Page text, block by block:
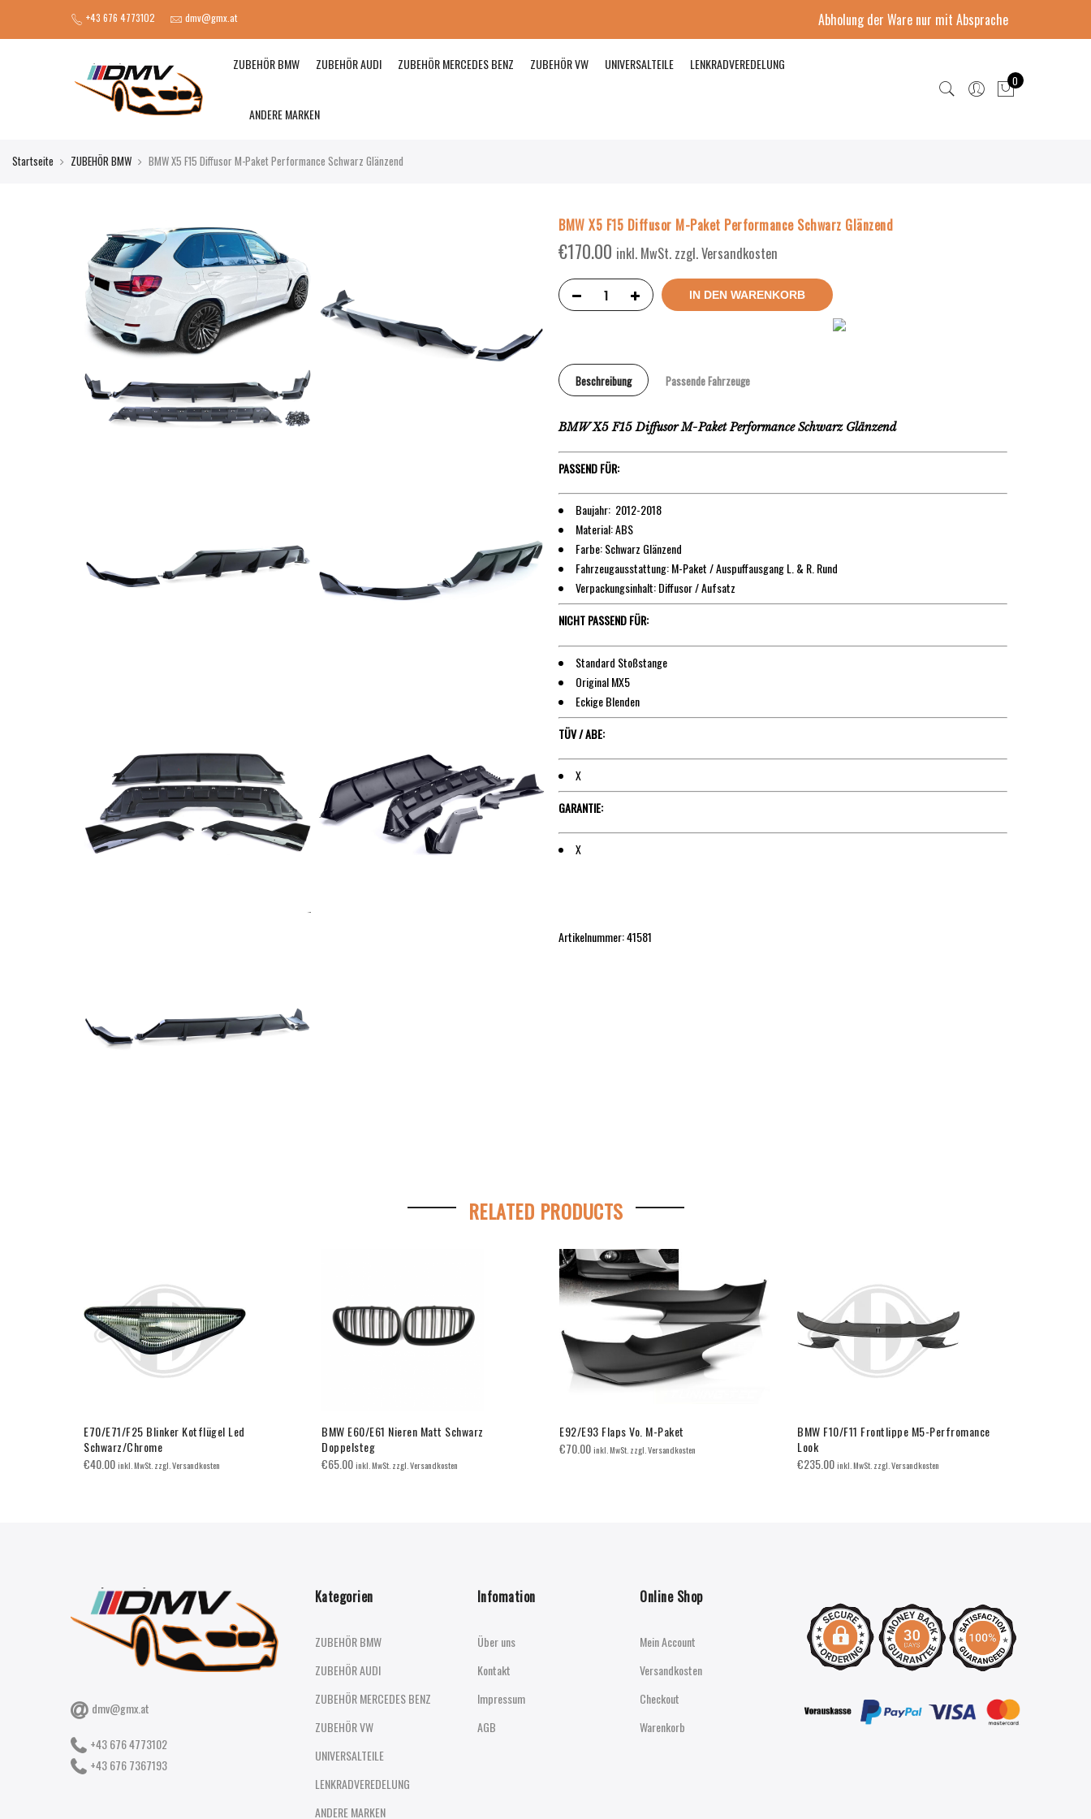
+43 676 4773102 dmv@gmx.at Abholung der Ware nur mit Absprache
ZUBEHÖR BMW ZUBEHÖR AUDI ZUBEHÖR MERCEDES BENZ ZUBEHÖR VW UNIVERSALTEILE LENKRADVEREDELUNG
ANDERE MARKEN
0
Startseite ZUBEHÖR BMW BMW X5 F15 Diffusor M-Paket Performance Schwarz Glänzend
BMW X5 F15 Diffusor M-Paket Performance Schwarz Glänzend
€170.00 inkl. MwSt. zzgl. Versandkosten
IN DEN WARENKORB
Beschreibung Passende Fahrzeuge
BMW X5 F15 Diffusor M-Paket Performance Schwarz Glänzend
PASSEND FÜR:
Baujahr: 2012-2018
Material: ABS
Farbe: Schwarz Glänzend
Fahrzeugausstattung: M-Paket / Auspuffausgang L. & R. Rund
Verpackungsinhalt: Diffusor / Aufsatz
NICHT PASSEND FÜR:
Standard Stoßstange
Original MX5
Eckige Blenden
TÜV / ABE:
X
GARANTIE:
X
Artikelnummer:41581
RELATED PRODUCTS
E70/E71/F25 Blinker Kotflügel Led
Schwarz/Chrome
€40.00inkl. MwSt. zzgl. Versandkosten
BMW E60/E61 Nieren Matt Schwarz
Doppelsteg
€65.00inkl. MwSt. zzgl. Versandkosten
E92/E93 Flaps Vo. M-Paket
€70.00inkl. MwSt. zzgl. Versandkosten
BMW F10/F11 Frontlippe M5-Perfromance
Look
€235.00inkl. MwSt. zzgl. Versandkosten
dmv@gmx.at
+43 676 4773102
+43 676 7367193
Kategorien
ZUBEHÖR BMW
ZUBEHÖR AUDI
ZUBEHÖR MERCEDES BENZ
ZUBEHÖR VW
UNIVERSALTEILE
LENKRADVEREDELUNG
ANDERE MARKEN
Infomation
Über uns
Kontakt
Impressum
AGB
Online Shop
Mein Account
Versandkosten
Checkout
Warenkorb